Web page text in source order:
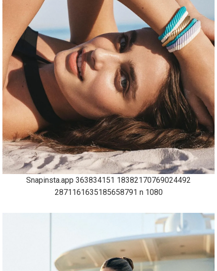
Snapinsta.app 363834151 18382170769024492
2871161635185658791 n 1080